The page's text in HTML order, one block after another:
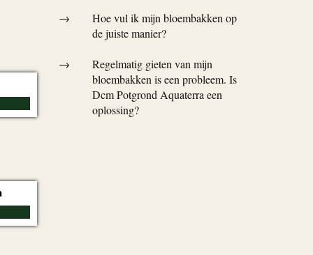
→
Hoe vul ik mijn bloembakken op
de juiste manier?
→
Regelmatig gieten van mijn
bloembakken is een probleem. Is
Dcm Potgrond Aquaterra een
oplossing?